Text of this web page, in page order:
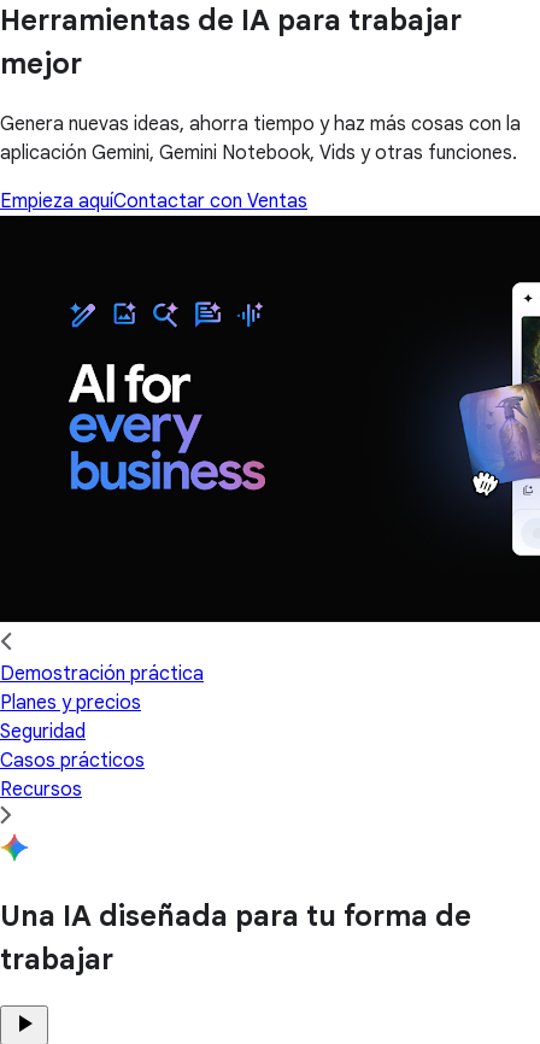
Herramientas de IA para trabajar
mejor
Genera nuevas ideas, ahorra tiempo y haz más cosas con la
aplicación Gemini, Gemini Notebook, Vids y otras funciones.
Empieza aquíContactar con Ventas
Demostración práctica
Planes y precios
Seguridad
Casos prácticos
Recursos
Una IA diseñada para tu forma de
trabajar
play_arrow